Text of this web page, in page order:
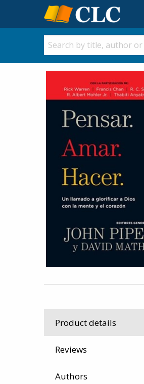
Product details
Reviews
Authors